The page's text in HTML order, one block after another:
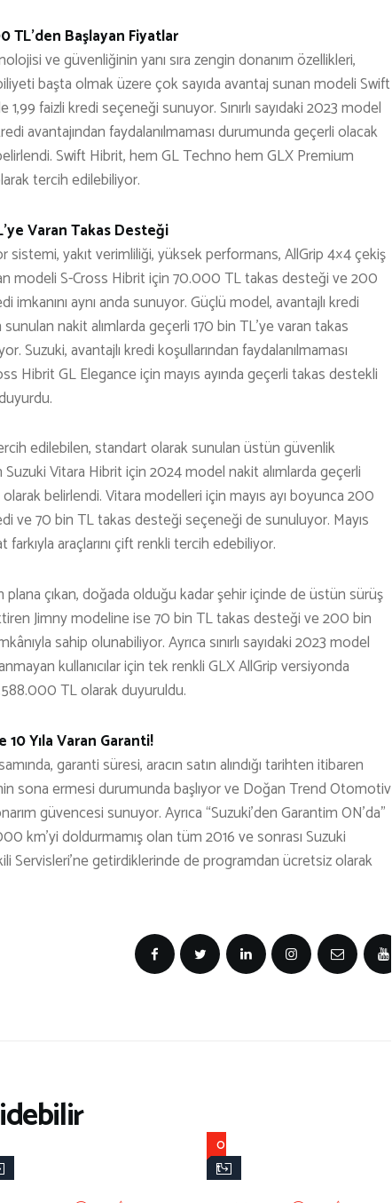
TL’den Başlayan Fiyatlar
ve güvenliğinin yanı sıra zengin donanım özellikleri,
başta olmak üzere çok sayıda avantaj sunan modeli Swift
faizli kredi seçeneği sunuyor. Sınırlı sayıdaki 2023 model
avantajından faydalanılmaması durumunda geçerli olacak
Swift Hibrit, hem GL Techno hem GLX Premium
tercih edilebiliyor.
Varan Takas Desteği
sistemi, yakıt verimliliği, yüksek performans, AllGrip 4×4 çekiş
modeli S-Cross Hibrit için 70.000 TL takas desteği ve 200
imkanını aynı anda sunuyor. Güçlü model, avantajlı kredi
nakit alımlarda geçerli 170 bin TL’ye varan takas
Suzuki, avantajlı kredi koşullarından faydalanılmaması
Hibrit GL Elegance için mayıs ayında geçerli takas destekli
edilebilen, standart olarak sunulan üstün güvenlik
Vitara Hibrit için 2024 model nakit alımlarda geçerli
belirlendi. Vitara modelleri için mayıs ayı boyunca 200
ve 70 bin TL takas desteği seçeneği de sunuluyor. Mayıs
araçlarını çift renkli tercih edebiliyor.
çıkan, doğada olduğu kadar şehir içinde de üstün sürüş
Jimny modeline ise 70 bin TL takas desteği ve 200 bin
sahip olunabiliyor. Ayrıca sınırlı sayıdaki 2023 model
kullanıcılar için tek renkli GLX AllGrip versiyonda
TL olarak duyuruldu.
10 Yıla Varan Garanti!
garanti süresi, aracın satın alındığı tarihten itibaren
sona ermesi durumunda başlıyor ve Doğan Trend Otomotiv
güvencesi sunuyor. Ayrıca “Suzuki’den Garantim ON’da”
km’yi doldurmamış olan tüm 2016 ve sonrası Suzuki
Servisleri’ne getirdiklerinde de programdan ücretsiz olarak
O
t